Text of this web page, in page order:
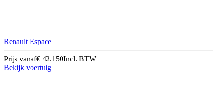
Renault Espace
Prijs vanaf€ 42.150Incl. BTW
Bekijk voertuig